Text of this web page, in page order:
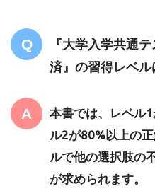
『大学入学共通
済』の習得レベル
本書では、レベル
ル2が80%以上の
ルで他の選択肢の
が求められます。